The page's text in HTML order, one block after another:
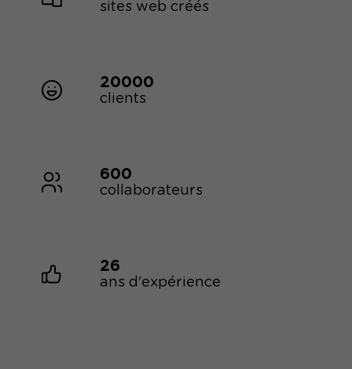
sites web créés
20000
clients
600
collaborateurs
26
ans d'expérience